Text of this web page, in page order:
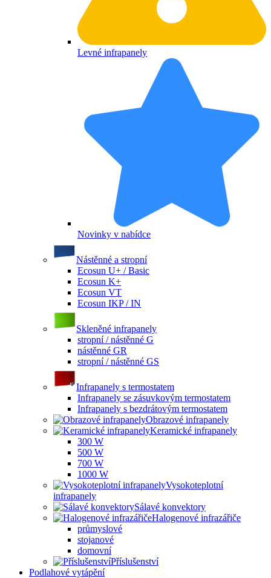
Levné infrapanely
Novinky v nabídce
Nástěnné a stropní
Ecosun U+ / Basic
Ecosun K+
Ecosun VT
Ecosun IKP / IN
Skleněné infrapanely
stropní / nástěnné G
nástěnné GR
stropní / nástěnné GS
Infrapanely s termostatem
Infrapanely se zásuvkovým termostatem
Infrapanely s bezdrátovým termostatem
Obrazové infrapanely
Keramické infrapanely
300 W
500 W
700 W
1000 W
Vysokoteplotní
infrapanely
Sálavé konvektory
Halogenové infrazářiče
průmyslové
stojanové
domovní
Příslušenství
Podlahové vytápění